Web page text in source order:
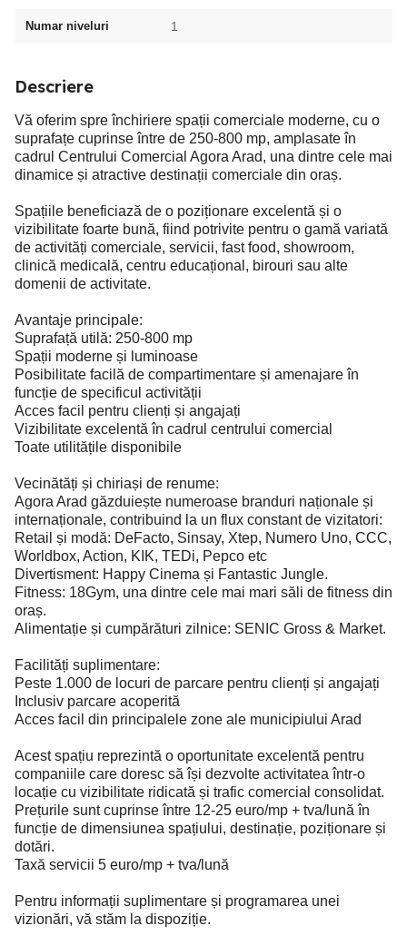
Numar niveluri 1
Descriere
Vă oferim spre închiriere spații comerciale moderne, cu o
suprafațe cuprinse între de 250-800 mp, amplasate în
cadrul Centrului Comercial Agora Arad, una dintre cele mai
dinamice și atractive destinații comerciale din oraș.
Spațiile beneficiază de o poziționare excelentă și o
vizibilitate foarte bună, fiind potrivite pentru o gamă variată
de activități comerciale, servicii, fast food, showroom,
clinică medicală, centru educațional, birouri sau alte
domenii de activitate.
Avantaje principale:
Suprafață utilă: 250-800 mp
Spații moderne și luminoase
Posibilitate facilă de compartimentare și amenajare în
funcție de specificul activității
Acces facil pentru clienți și angajați
Vizibilitate excelentă în cadrul centrului comercial
Toate utilitățile disponibile
Vecinătăți și chiriași de renume:
Agora Arad găzduiește numeroase branduri naționale și
internaționale, contribuind la un flux constant de vizitatori:
Retail și modă: DeFacto, Sinsay, Xtep, Numero Uno, CCC,
Worldbox, Action, KIK, TEDi, Pepco etc
Divertisment: Happy Cinema și Fantastic Jungle.
Fitness: 18Gym, una dintre cele mai mari săli de fitness din
oraș.
Alimentație și cumpărături zilnice: SENIC Gross & Market.
Facilități suplimentare:
Peste 1.000 de locuri de parcare pentru clienți și angajați
Inclusiv parcare acoperită
Acces facil din principalele zone ale municipiului Arad
Acest spațiu reprezintă o oportunitate excelentă pentru
companiile care doresc să își dezvolte activitatea într-o
locație cu vizibilitate ridicată și trafic comercial consolidat.
Prețurile sunt cuprinse între 12-25 euro/mp + tva/lună în
funcție de dimensiunea spațiului, destinație, poziționare și
dotări.
Taxă servicii 5 euro/mp + tva/lună
Pentru informații suplimentare și programarea unei
vizionări, vă stăm la dispoziție.